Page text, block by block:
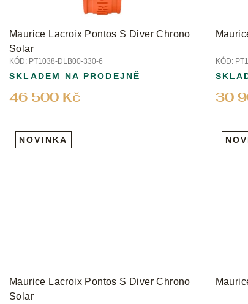
t
ů
Maurice Lacroix Pontos S Diver Chrono
Solar
KÓD: PT1038-DLB00-330-6
46 500 Kč
SKLADEM NA PRODEJNĚ
KÓD:
30
NOVINKA
Maurice Lacroix Pontos S Diver Chrono
Solar